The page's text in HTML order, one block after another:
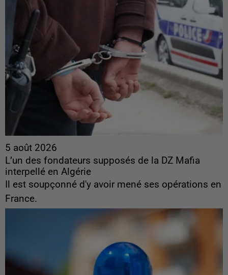
5 août 2026
L’un des fondateurs supposés de la DZ Mafia
interpellé en Algérie
Il est soupçonné d'y avoir mené ses opérations en
France.